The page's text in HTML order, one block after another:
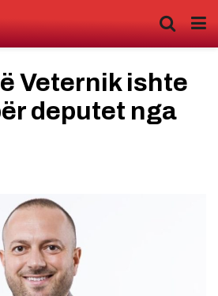
Veternik ishte
deputet nga